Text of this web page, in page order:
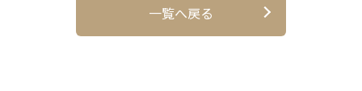
一覧へ戻る